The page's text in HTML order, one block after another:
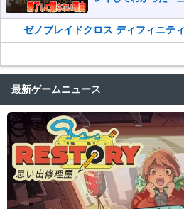
ゼノブレイドクロス ディフィニテ
最新ゲームニュース